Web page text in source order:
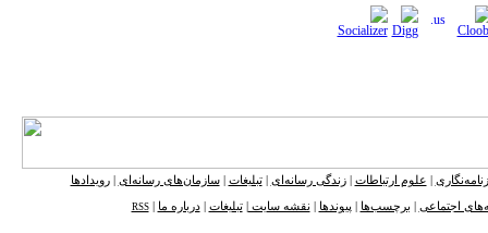
علوم ارتباطات |زندگی رسانه‌ای |تبلیغات سازمان‌های رسانه‌ای |رویدادها
اجتماعی برچسب‌ها پیوندها نقشه ‌سایت تبلیغات |درباره ما |
RSS